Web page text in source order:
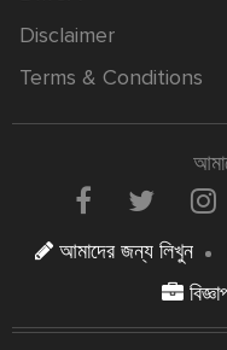
Disclaimer
Terms & Conditions
আমাদের জন্য লিখুন